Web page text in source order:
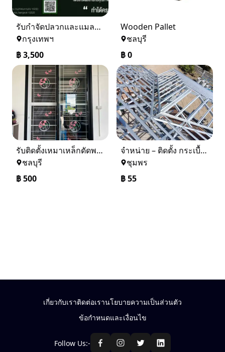
รับกำจัดปลวกและแมลง ในราคาเริ่มเพียง 3,500 บาท
กรุงเทพฯ
฿3,500
Wooden Pallet
ชลบุรี
฿0
รับติดตั้งเหมาเหล็กดัดพร้อมมุ้งลวด
ชลบุรี
฿500
จำหน่าย – ติดตั้ง กระเบื้อง โครงหลังคา ถอดแบบแจ้งราคาฟรี
ชุมพร
฿55
เกี่ยวกับเราติดต่อเรานโยบายความเป็นส่วนตัว
ข้อกำหนดและเงื่อนไข
Follow Us:-